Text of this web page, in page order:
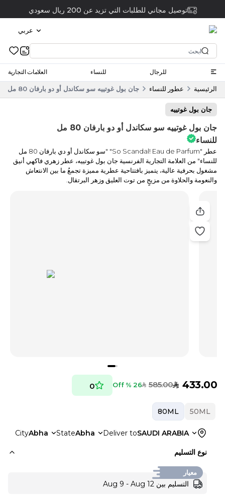
توصيل مجاني للطلبات التي تزيد عن 200 ريال سعودي
عربي
للرجال للنساء العلامات التجارية
الرئيسية عطور للنساء جان بول غوتييه سو سكاندل أو دو بارفان 80 مل للنساء
جان بول غوتييه
جان بول غوتييه سو سكاندل أو دو بارفان 80 مل
للنساء
عطر "So Scandal! Eau de Parfum" "سو سكاندل أو دي بارفان 80 مل
للنساء" من العلامة التجارية الفرنسية جان بول غوتييه، عطر زهري فاكهي أنيق
مشغول بحرفية عالية، يتميز بافتتاحية عطرية مميزة تجمعُ ما بين الانتعاش
والنعومة والحلاوة من مزيجٍ من توت العليق وزهر البرتقال.
SAR 433.00
SAR 585.00
26 % Off
0
50ML
80ML
Deliver toSAUDI ARABIA
StateAbha
CityAbha
نوع التسليم
معيار
التسليم بين Aug 9 - Aug 12